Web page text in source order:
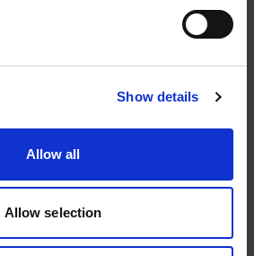
Show details
Allow all
Allow selection